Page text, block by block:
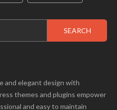
and elegant design with
themes and plugins empower
and easy to maintain